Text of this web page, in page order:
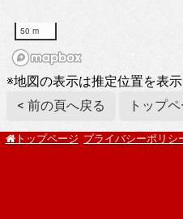
50 m
※地図の表示は推定位置を表
< 前の頁へ戻る
トップ
トップページ プライバシーポリシ